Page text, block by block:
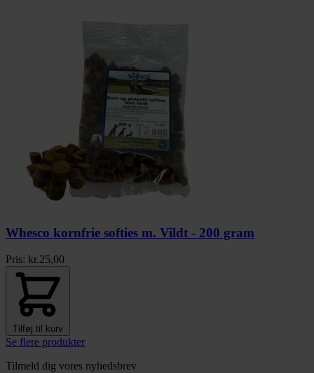
Whesco kornfrie softies m. Vildt - 200 gram
Pris: kr.25,00
Tilføj til kurv
Se flere produkter
Tilmeld dig vores nyhedsbrev